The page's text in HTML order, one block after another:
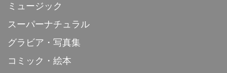
ミュージック
スーパーナチュラル
グラビア・写真集
コミック・絵本